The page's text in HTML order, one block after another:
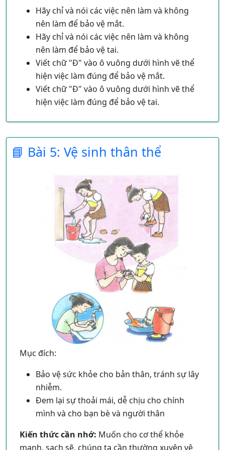
Hãy chỉ và nói các việc nên làm và không
nên làm để bảo vệ mắt.
Hãy chỉ và nói các việc nên làm và không
nên làm để bảo vệ tai.
Viết chữ "Đ" vào ô vuông dưới hình vẽ thể
hiện việc làm đúng để bảo vệ mắt.
Viết chữ "Đ" vào ô vuông dưới hình vẽ thể
hiện việc làm đúng để bảo vệ tai.
Không nên ngồi gần Tivi
Nên đi khám bác sỹ để kiểm tra mắt
Rửa mặt mỗi khi, thức dậy
📘 Bài 5: Vệ sinh thân thể
Mục đích:
Bảo vệ sức khỏe cho bản thân, tránh sự lây
nhiễm.
Đem lại sự thoải mái, dễ chịu cho chính
mình và cho bạn bè và người thân
Kiến thức cần nhớ: Muốn cho cơ thể khỏe
mạnh, sạch sẽ, chúng ta cần thường xuyên vệ